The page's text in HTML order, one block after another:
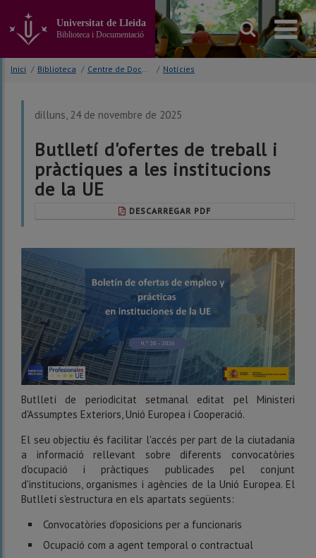
contingut
principal
Universitat de Lleida
Biblioteca i Documentació
Inici / Biblioteca / Centre de Documentació Europea (CDE) / Notícies
dilluns, 24 de novembre de 2025
Butlletí d'ofertes de treball i
pràctiques a les institucions
de la UE
DESCARREGAR PDF
Butlletí de periodicitat setmanal editat pel Ministeri
d'Assumptes Exteriors, Unió Europea i Cooperació.
El seu objectiu és facilitar l'accés per part de la ciutadania
a informació rellevant sobre diferents convocatòries
d'ocupació i pràctiques publicades pel conjunt
d'institucions, organismes i agències de la Unió Europea. El
Butlletí s'estructura en els apartats següents:
Convocatòries d'oposicions per a funcionaris
Ocupació com a agent temporal o contractual